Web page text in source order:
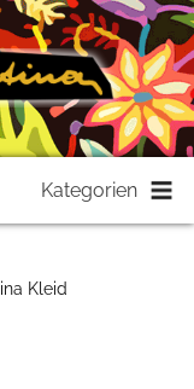
Kategorien
Kleid